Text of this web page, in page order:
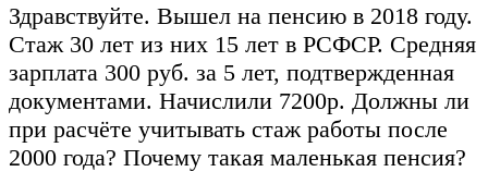
Здравствуйте. Вышел на пенсию в 2018 году.
Стаж 30 лет из них 15 лет в РСФСР. Средняя
зарплата 300 руб. за 5 лет, подтвержденная
документами. Начислили 7200р. Должны ли
при расчёте учитывать стаж работы после
2000 года? Почему такая маленькая пенсия?